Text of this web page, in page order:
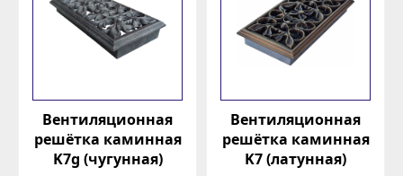
Вентиляционная
решётка каминная
K7g (чугунная)
Вентиляционная
решётка каминная
K7 (латунная)